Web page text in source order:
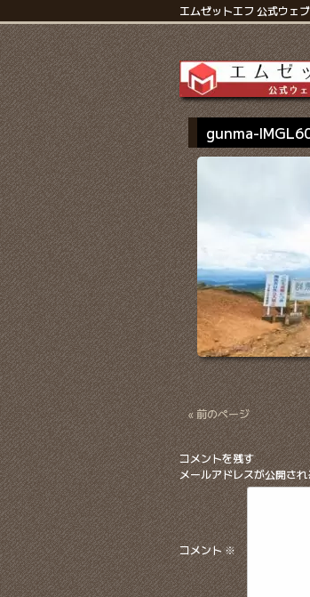
エムゼットエフ 公式ウェ
gunma-
« 前のページ
コメントを残す
メールアドレスが公開さ
コメント※